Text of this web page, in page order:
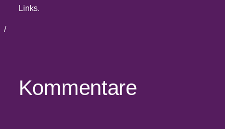
Links.
/
Kommentare